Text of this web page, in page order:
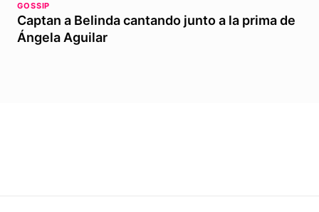
GOSSIP
Captan a Belinda cantando junto a la prima de
Ángela Aguilar